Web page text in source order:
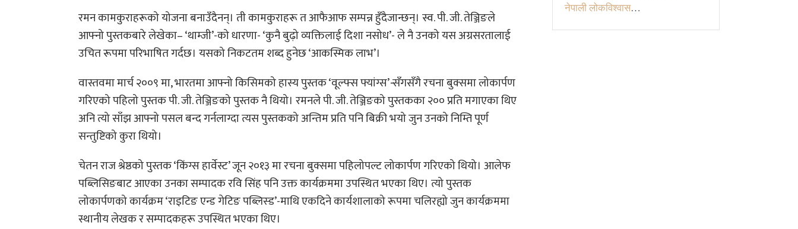
रमन कामकुराहरूको योजना बनाउँदैनन्। ती कामकुराहरू त आफैआफ सम्पन्न हुँदैजान्छन्। स्व. पी. जी. तेञ्जिङले
आफ्नो पुस्तकबारे लेखेका– ‘थाम्जी’-को धारणा- ‘कुनै बुढ़ो व्यक्तिलाई दिशा नसोध’- ले नै उनको यस अग्रसरतालाई
उचित रूपमा परिभाषित गर्दछ। यसको निकटतम शब्द हुनेछ ‘आकस्मिक लाभ’।
वास्तवमा मार्च २००९ मा, भारतमा आफ्नो किसिमको हास्य पुस्तक ‘वूल्फ्स फ्यांग्स’-सँगसँगै रचना बुक्समा लोकार्पण
गरिएको पहिलो पुस्तक पी. जी. तेञ्जिङको पुस्तक नै थियो। रमनले पी. जी. तेञ्जिङको पुस्तकका २०० प्रति मगाएका थिए
अनि त्यो साँझ आफ्नो पसल बन्द गर्नलाग्दा त्यस पुस्तकको अन्तिम प्रति पनि बिक्री भयो जुन उनको निम्ति पूर्ण
सन्तुष्टिको कुरा थियो।
चेतन राज श्रेष्ठको पुस्तक ‘किंग्स हार्वेस्ट’ जून २०१३ मा रचना बुक्समा पहिलोपल्ट लोकार्पण गरिएको थियो। आलेफ
पब्लिसिङबाट आएका उनका सम्पादक रवि सिंह पनि उक्त कार्यक्रममा उपस्थित भएका थिए। त्यो पुस्तक
लोकार्पणको कार्यक्रम ‘राइटिङ एन्ड गेटिङ पब्लिस्ड’-माथि एकदिने कार्यशालाको रूपमा चलिरह्यो जुन कार्यक्रममा
स्थानीय लेखक र सम्पादकहरू उपस्थित भएका थिए।
नेपाली लोकविश्‍वास…